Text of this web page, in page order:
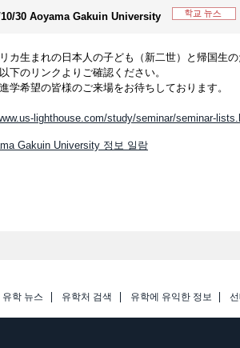
10/30 Aoyama Gakuin University
リカ生まれの日本人の子ども（新二世）と帰国生
下のリンクよりご確認ください。
学希望の皆様のご来場をお待ちしております。
lighthouse.com/study/seminar/seminar-
Gakuin University 정보 일람
유학 뉴스 유학처 검색 유학에 유익한 정보